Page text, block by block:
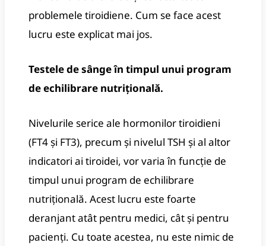
problemele tiroidiene. Cum se face acest
lucru este explicat mai jos.
Testele de sânge în timpul unui program
de echilibrare nutrițională.
Nivelurile serice ale hormonilor tiroidieni
(FT4 și FT3), precum și nivelul TSH și al altor
indicatori ai tiroidei, vor varia în funcție de
timpul unui program de echilibrare
nutrițională. Acest lucru este foarte
deranjant atât pentru medici, cât și pentru
pacienți. Cu toate acestea, nu este nimic de